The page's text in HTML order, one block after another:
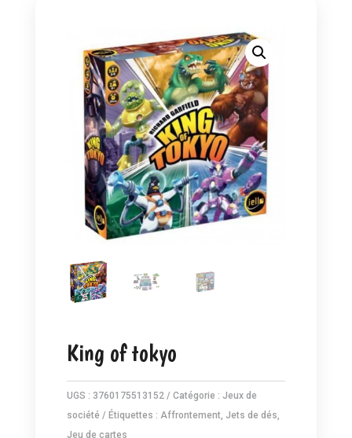
King of tokyo
UGS : 3760175513152 Catégorie : Jeux de
société
Étiquettes : Affrontement, Jets de dés,
Jeu de cartes